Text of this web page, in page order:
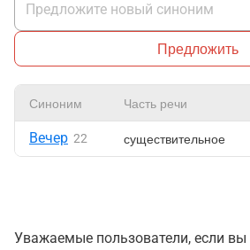
Предложить
Синоним Часть речи
Вечер 22 существительное
Уважаемые пользователи, если